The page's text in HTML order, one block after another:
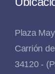
Plaza
Carrión
34120 -